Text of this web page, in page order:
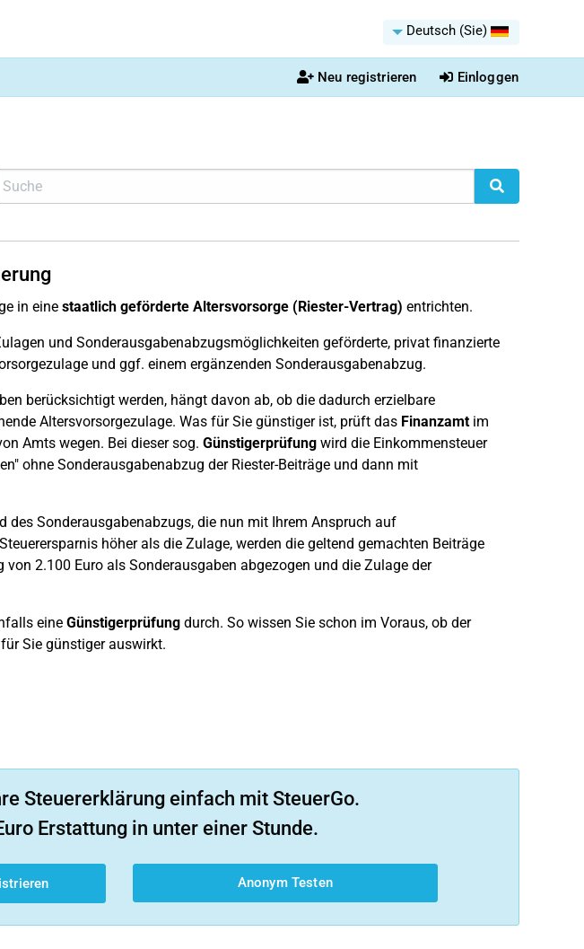
Deutsch (Sie)
Neu registrieren Einloggen
in eine staatlich geförderte Altersvorsorge (Riester-Vertrag) entrichten.
und Sonderausgabenabzugsmöglichkeiten geförderte, privat finanzierte
und ggf. einem ergänzenden Sonderausgabenabzug.
berücksichtigt werden, hängt davon ab, ob die dadurch erzielbare
Altersvorsorgezulage. Was für Sie günstiger ist, prüft das Finanzamtim
Amts wegen. Bei dieser sog. Günstigerprüfungwird die Einkommensteuer
ohne Sonderausgabenabzug der Riester-Beiträge und dann mit
des Sonderausgabenabzugs, die nun mit Ihrem Anspruch auf
höher als die Zulage, werden die geltend gemachten Beiträge
2.100 Euro als Sonderausgaben abgezogen und die Zulage der
eine Günstigerprüfungdurch. So wissen Sie schon im Voraus, ob der
Sie günstiger auswirkt.
Steuererklärung einfach mit SteuerGo.
Erstattung in unter einer Stunde.
Anonym Testen